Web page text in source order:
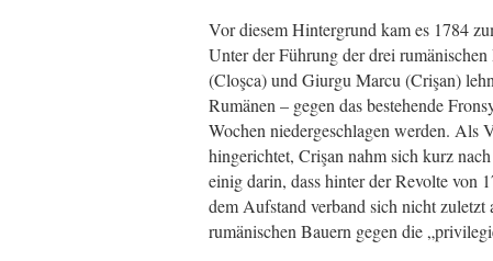
Vor diesem Hintergrund kam es 1784
Unter der Führung der drei
(Cloşca) und Giurgu Marcu (Crişan)
Rumänen – gegen das bestehende
Wochen niedergeschlagen werden. Als
hingerichtet, Crişan nahm sich kurz
einig darin, dass hinter der Revolte von
dem Aufstand verband sich nicht zuletzt
rumänischen Bauern gegen die